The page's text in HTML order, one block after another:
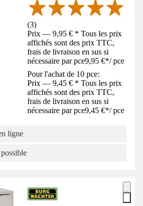
(3)
Prix — 9,95 € * Tous les prix
affichés sont des prix TTC,
frais de livraison en sus si
nécessaire par pce9,95 €*/ pce
Pour l'achat de 10 pce:
Prix — 9,45 € * Tous les prix
affichés sont des prix TTC,
frais de livraison en sus si
nécessaire par pce9,45 €*/ pce
ligne